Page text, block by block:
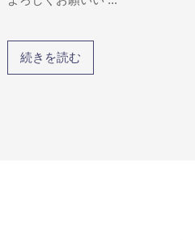
続きを読む